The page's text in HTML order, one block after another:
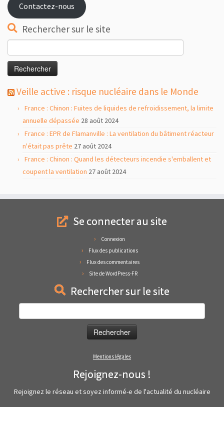
Contactez-nous
Rechercher sur le site
Veille active : risque nucléaire dans le Monde
France : Chinon : Fuites de liquides de refroidissement, la limite
annuelle dépassée 28 août 2024
France : EPR de Flamanville : La ventilation du bâtiment réacteur
n'était pas prête 27 août 2024
France : Chinon : Quand les détecteurs incendie s'emballent et
coupent la ventilation 27 août 2024
Se connecter au site
Connexion
Flux des publications
Flux des commentaires
Site de WordPress-FR
Rechercher sur le site
Mentions légales
Rejoignez-nous !
Rejoignez le réseau et soyez informé-e de l'actualité du nucléaire